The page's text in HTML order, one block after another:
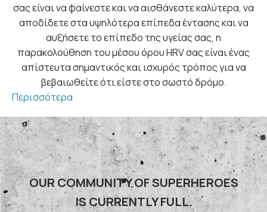
σας είναι να φαίνεστε και να αισθάνεστε καλύτερα, να
αποδίδετε στα υψηλότερα επίπεδα έντασης και να
αυξήσετε το επίπεδο της υγείας σας, η
παρακολούθηση του μέσου όρου HRV σας είναι ένας
απίστευτα σημαντικός και ισχυρός τρόπος για να
βεβαιωθείτε ότι είστε στο σωστό δρόμο.
Περισσότερα
OUR COMMUNITY OF SUPERHEROES
IS CURRENTLY FULL.